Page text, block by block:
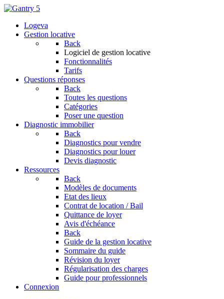
Logeva
Gestion locative
Back
Logiciel de gestion locative
Fonctionnalités
Tarifs
Questions réponses
Back
Toutes les questions
Catégories
Poser une question
Diagnostic immobilier
Back
Diagnostics pour vendre
Diagnostics pour louer
Devis diagnostic
Ressources
Back
Modèles de documents
Etat des lieux
Contrat de location / Bail
Quittance de loyer
Avis d'échéance
Back
Guide de la gestion locative
Sommaire du guide
Révision du loyer
Régularisation des charges
Guide pour professionnels
Connexion